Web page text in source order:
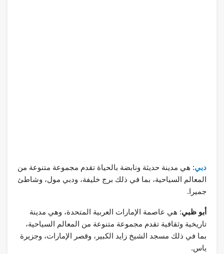
دبي: هي مدينة حديثة ونابضة بالحياة تقدم مجموعة متنوعة من
المعالم السياحية، بما في ذلك برج خليفة، ودبي مول، وشاطئ
جميرا.
أبو ظبي: هي عاصمة الإمارات العربية المتحدة، وهي مدينة
تاريخية وثقافية تقدم مجموعة متنوعة من المعالم السياحية،
بما في ذلك مسجد الشيخ زايد الكبير، وقصر الإمارات، وجزيرة
ياس.